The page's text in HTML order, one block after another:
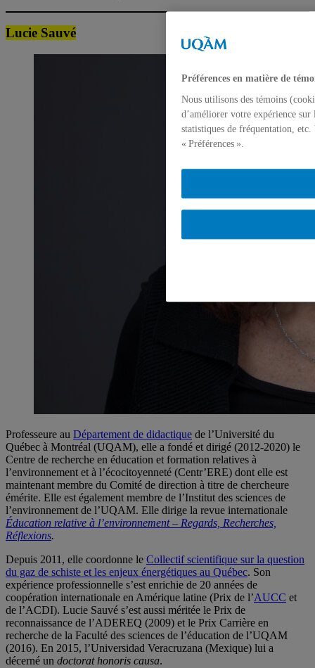
Lucie Sauvé
Professeure au Département de didactique de l’Université du
Québec à Montréal (UQAM), elle a fondé et dirigé (2012-2020) le
Centre de recherche en éducation et formation relatives à
l’environnement et à l’écocitoyenneté (Centr’ERE) dont elle est
maintenant membre du Comité de direction à titre de chercheure
émérite. Elle est également membre de l’Institut des sciences de
l’environnement de l’UQAM. Elle dirige la revue internationale
Éducation relative à l’environnement – Regards, Recherches,
Réflexions.
Depuis 2011, elle coordonne le Collectif scientifique sur la question
du gaz de schiste et les enjeux énergétiques au Québec. Son
expérience professionnelle s’est enrichie de 20 années de
coopération internationale en Amérique latine (Prix de l’AUCC et
de l’ACDI). Lucie Sauvé s’est aussi méritée le Prix de
reconnaissance de l’ADEREQ (2009) et le Prix Carrière en
recherche de la Faculté des sciences de l’éducation de l’UQAM
(2016). En 2015, l’Universidad Veracruzana (Mexique) lui a
décerné un doctorat honoris causa.
Préférences en matière de
Nous utilisons des témoins
d’améliorer votre expérience sur
statistiques de fréquentation,
« Préférences ».